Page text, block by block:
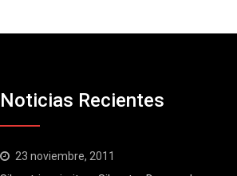
Noticias Recientes
23 noviembre, 2011